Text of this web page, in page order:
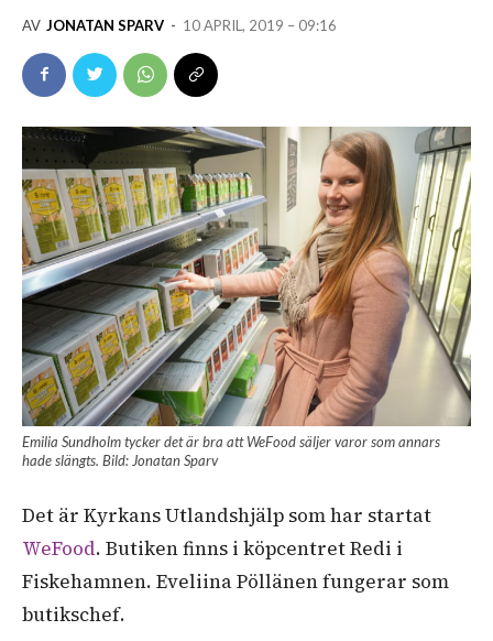
AV JONATAN SPARV - 10 APRIL, 2019 – 09:16
Emilia Sundholm tycker det är bra att WeFood säljer varor som annars
hade slängts. Bild: Jonatan Sparv
Det är Kyrkans Utlandshjälp som har startat
WeFood. Butiken finns i köpcentret Redi i
Fiskehamnen. Eveliina Pöllänen fungerar som
butikschef.